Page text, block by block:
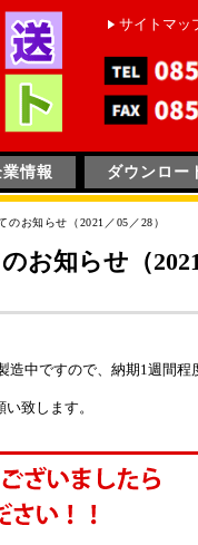
サイトマッ
業情報 ダウンロー
お知らせ（2021／05／28）
お知らせ（
造中ですので、納期1週間程
致します。